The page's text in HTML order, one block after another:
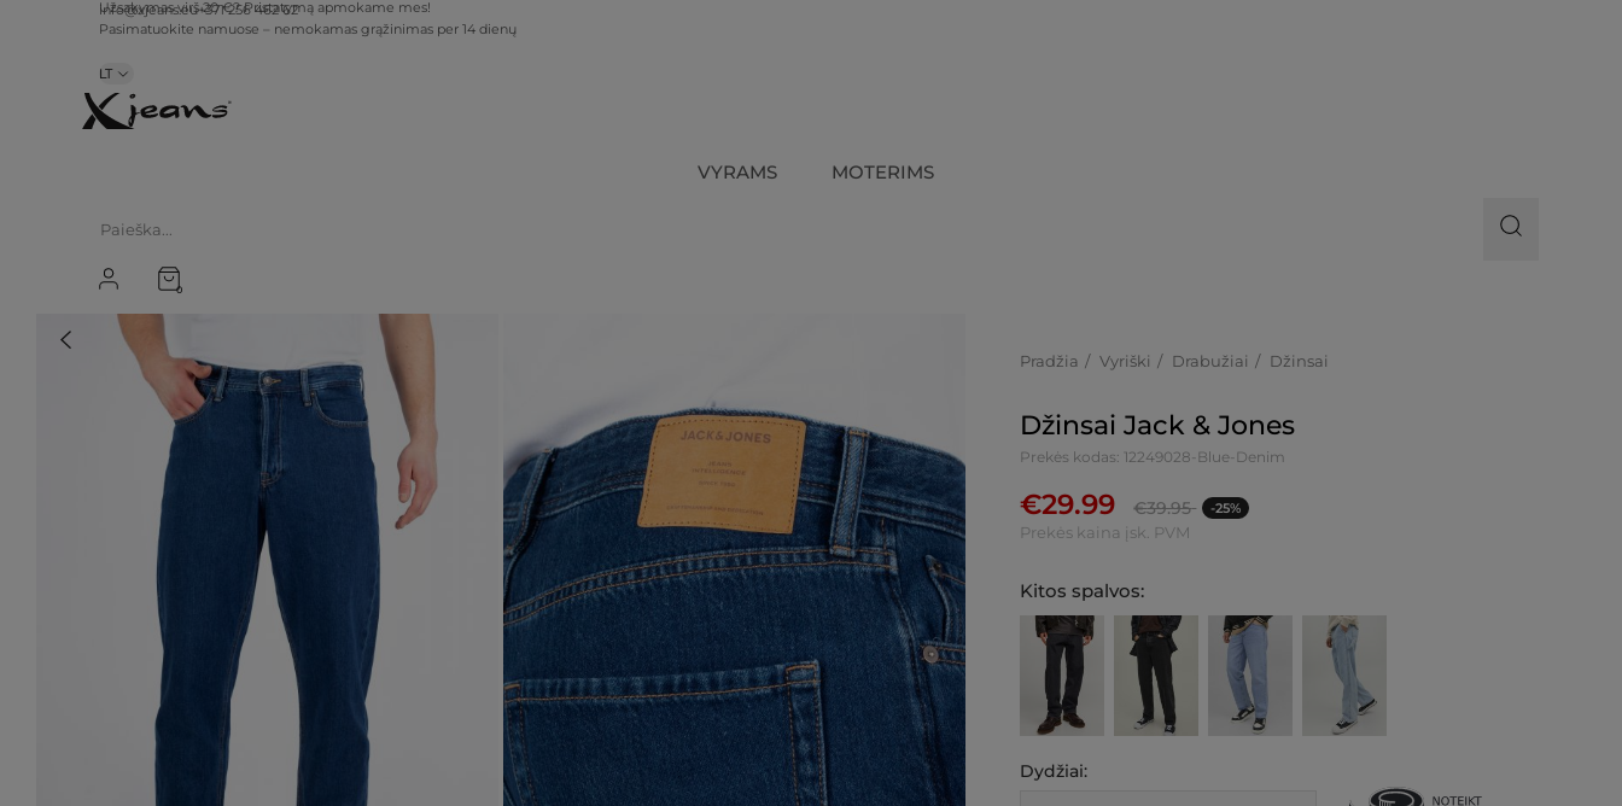
info@xjeans.eu+371 256 462 62
Užsakymas virš 20 €? Pristatymą apmokame mes!
LT
VYRAMS MOTERIMS
0
Pradžia Vyriški Drabužiai Džinsai
Džinsai Jack & Jones
Prekės kodas: 12249028-Blue-Denim
€29.99 €39.95 -25%
Prekės kaina įsk. PVM
Kitos spalvos:
Dydžiai: